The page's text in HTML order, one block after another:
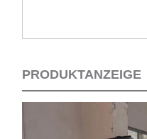
PRODUKTANZEIGE